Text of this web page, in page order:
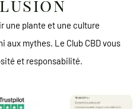
une plante et une culture
aux mythes. Le Club CBD vous
et responsabilité.